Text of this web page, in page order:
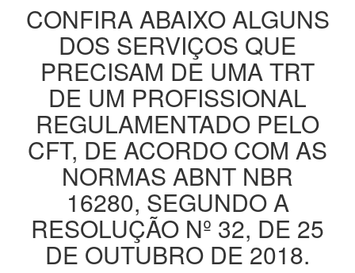
CONFIRA ABAIXO ALGUNS
DOS SERVIÇOS QUE
PRECISAM DE UMA TRT
DE UM PROFISSIONAL
REGULAMENTADO PELO
CFT, DE ACORDO COM AS
NORMAS ABNT NBR
16280, SEGUNDO A
RESOLUÇÃO Nº 32, DE 25
DE OUTUBRO DE 2018.